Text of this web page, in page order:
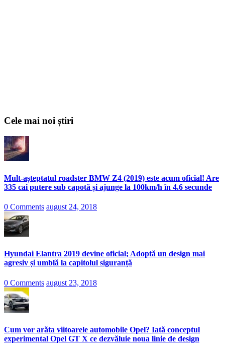
Cele mai noi știri
Mult-așteptatul roadster BMW Z4 (2019) este acum oficial! Are
335 cai putere sub capotă și ajunge la 100km/h în 4.6 secunde
0 Comments august 24, 2018
Hyundai Elantra 2019 devine oficial; Adoptă un design mai
agresiv și umblă la capitolul siguranță
0 Comments august 23, 2018
Cum vor arăta viitoarele automobile Opel? Iată conceptul
experimental Opel GT X ce dezvăluie noua linie de design